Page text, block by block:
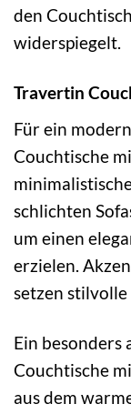
den
widerspiegelt.
Travertin
Für ein
Couchtische
schlichten
um einen
erzielen.
setzen
Ein besonders
Couchtische
aus dem